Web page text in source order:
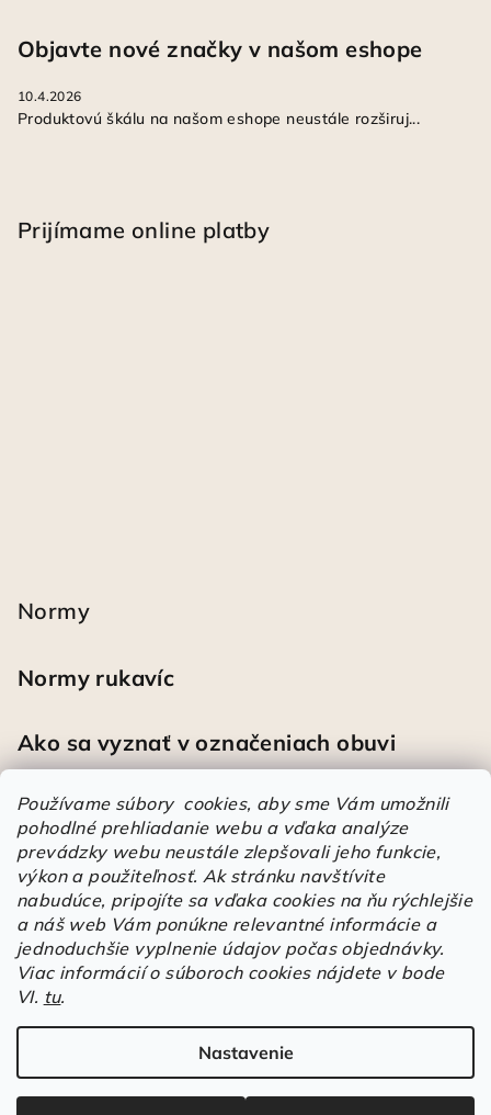
Používame súbory cookies, aby sme Vám umožnili
pohodlné prehliadanie webu a vďaka analýze
prevádzky webu neustále zlepšovali jeho funkcie,
výkon a použiteľnosť. Ak stránku navštívite
nabudúce, pripojíte sa vďaka cookies na ňu rýchlejšie
a náš web Vám ponúkne relevantné informácie a
jednoduchšie vyplnenie údajov počas objednávky.
Viac informácií o súboroch cookies nájdete v bode
VI. tu.
Nastavenie
Objavte nové značky v našom eshope
10.4.2026
Produktovú škálu na našom eshope neustále rozširuj...
Prijímame online platby
Normy
Normy rukavíc
Ako sa vyznať v označeniach obuvi
Heureka
Športové pracovné poltopánky PRESTIGE CLASSIC biele
Hodnotenie produktu je 5 z 5 hviezdičiek.
| Mária
Á
u
e
r
Elstrote®. Všetky práva vyhradené.
nastavenie cookies